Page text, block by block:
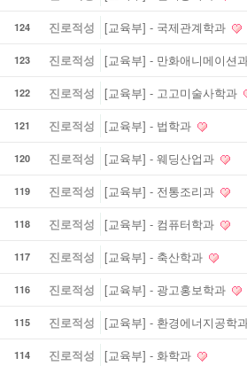
124 진로적성 [교육부] - 국제관계학과
123 진로적성 [교육부] - 만화애니메이션
122 진로적성 [교육부] - 고고미술사학과
121 진로적성 [교육부] - 법학과
120 진로적성 [교육부] - 웨딩산업과
119 진로적성 [교육부] - 전통조리과
118 진로적성 [교육부] - 컴퓨터학과
117 진로적성 [교육부] - 축산학과
116 진로적성 [교육부] - 광고홍보학과
115 진로적성 [교육부] - 환경에너지공학
114 진로적성 [교육부] - 화학과